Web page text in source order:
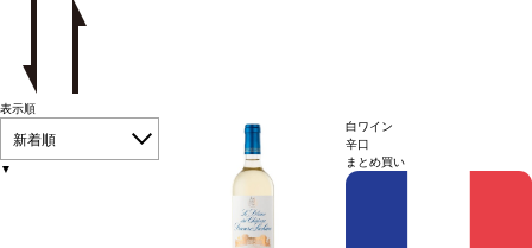
表示順
新着順
▼
白ワイン
辛口
まとめ買い